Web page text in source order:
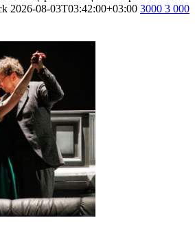
2026-08-03T03:42:00+03:00 3000 3 000